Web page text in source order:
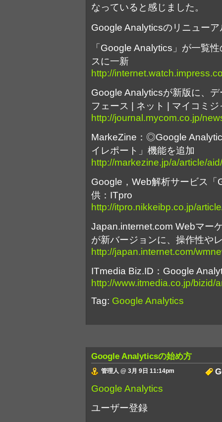
なっていると感じました。
Google Analyticsのリニュー
「Google Analytics」が一覧
スに一新
http://
Google Analyticsが新版に、
フェース | ネット | マイコミジ
http://journal.mycom.co.jp/
MarkeZine：◎Google
イレポート」機能を追加
http://markezine.jp/a/article/
Google，Web解析サービス
供：ITpro
http://itpro.nikkeibp.co.jp/
Japan.internet.com Webマー
が新バージョンに、操作性や
http://japan.internet.com/
ITmedia Biz.ID：Google
http://www.itmedia.co.jp/bizid/
Tag: Google Analytics
Google Analyticsの始め方
管理人 @ 3月 9日 11:14pm
Google Analytics
ユーザー登録